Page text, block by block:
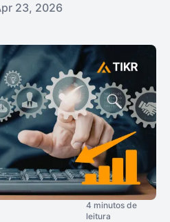
23, 2026
4 minutos de
leitura